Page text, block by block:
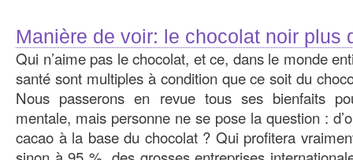
Manière de voir: le chocolat noir plus
Qui n’aime pas le chocolat, et ce, dans le monde
santé sont multiples à condition que ce soit du
Nous passerons en revue tous ses bienfaits
mentale, mais personne ne se pose la question :
cacao à la base du chocolat ? Qui profitera